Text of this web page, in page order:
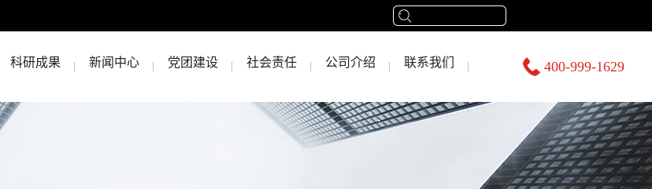
科研成果 新闻中心 党团建设 社会责任 公司介绍 联系我们 400-999-1629